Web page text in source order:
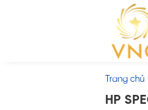
Trang chủ
HP